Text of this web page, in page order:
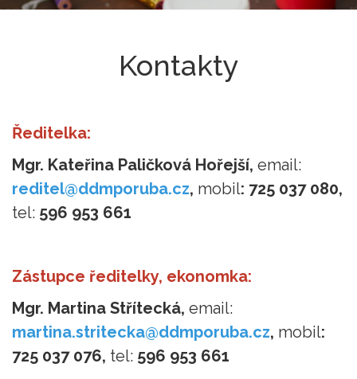
Kontakty
Ředitelka:
Mgr. Kateřina Paličková Hořejší, email:
reditel@ddmporuba.cz, mobil: 725 037 080,
tel: 596 953 661
Zástupce ředitelky, ekonomka:
Mgr. Martina Střítecká, email:
martina.stritecka@ddmporuba.cz, mobil:
725 037 076, tel: 596 953 661